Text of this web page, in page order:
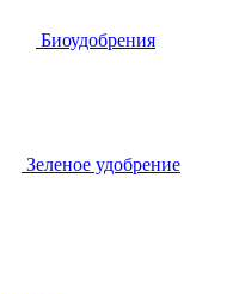
Биоудобрения
Зеленое удобрение